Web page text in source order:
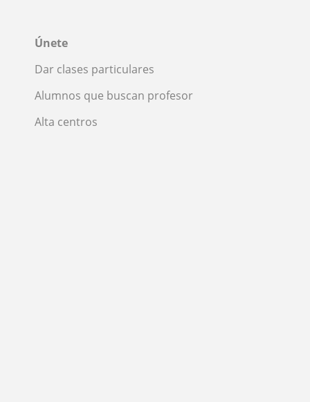
Únete
Dar clases particulares
Alumnos que buscan profesor
Alta centros